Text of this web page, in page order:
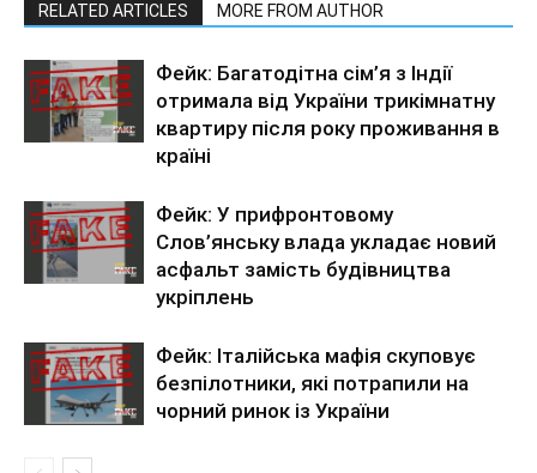
RELATED ARTICLES MORE FROM AUTHOR
Фейк: Багатодітна сім’я з Індії
отримала від України трикімнатну
квартиру після року проживання в
країні
Фейк: У прифронтовому
Слов’янську влада укладає новий
асфальт замість будівництва
укріплень
Фейк: Італійська мафія скуповує
безпілотники, які потрапили на
чорний ринок із України